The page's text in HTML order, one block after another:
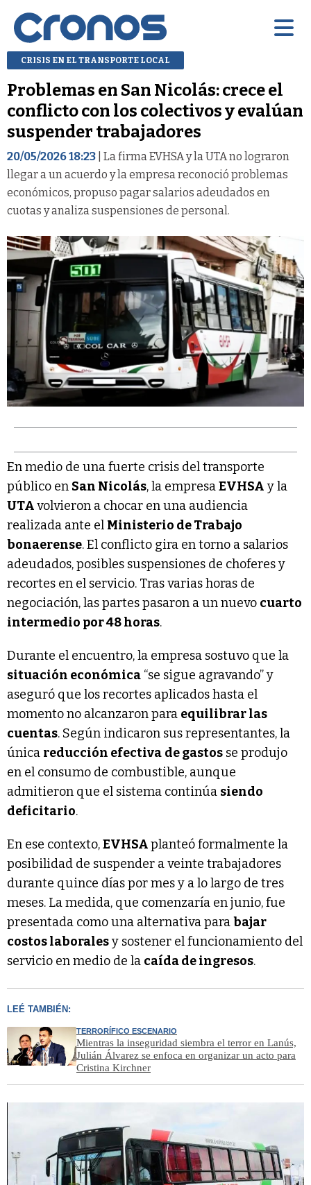
CRISIS EN EL TRANSPORTE LOCAL
Problemas en San Nicolás: crece el
conflicto con los colectivos y evalúan
suspender trabajadores
20/05/2026 18:23 | La firma EVHSA y la UTA no lograron
llegar a un acuerdo y la empresa reconoció problemas
económicos, propuso pagar salarios adeudados en
cuotas y analiza suspensiones de personal.
En medio de una fuerte crisis del transporte
público en San Nicolás, la empresaEVHSA y la
UTAvolvieron a chocar en una audiencia
realizada ante el Ministerio de Trabajo
bonaerense. El conflicto gira en torno a salarios
adeudados, posibles suspensiones de choferes y
recortes en el servicio. Tras varias horas de
negociación, las partes pasaron a un nuevo cuarto
intermedio por 48 horas.
Durante el encuentro, la empresa sostuvo que la
situación económica “se sigue agravando” y
aseguró que los recortes aplicados hasta el
momento no alcanzaron para equilibrar las
cuentas. Según indicaron sus representantes, la
única reducción efectiva de gastos se produjo
en el consumo de combustible, aunque
admitieron que el sistema continúa siendo
deficitario.
En ese contexto,EVHSAplanteó formalmente la
posibilidad de suspender a veinte trabajadores
durante quince días por mes y a lo largo de tres
meses. La medida, que comenzaría en junio, fue
presentada como una alternativa parabajar
costos laboralesy sostener el funcionamiento del
servicio en medio de la caída de ingresos.
LEÉ TAMBIÉN:
TERRORÍFICO ESCENARIO
Mientras la inseguridad siembra el terror en Lanús,
Julián Álvarez se enfoca en organizar un acto para
Cristina Kirchner